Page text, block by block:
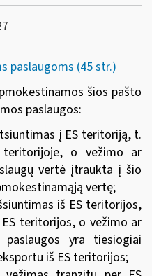
paslaugoms (45 str.)
šios pašto
paslaugos:
į ES teritoriją, t.
teritorijoje, o vežimo ar
vertė įtraukta į šio
vertę;
iš ES teritorijos,
teritorijos, o vežimo ar
paslaugos yra tiesiogiai
iš ES teritorijos;